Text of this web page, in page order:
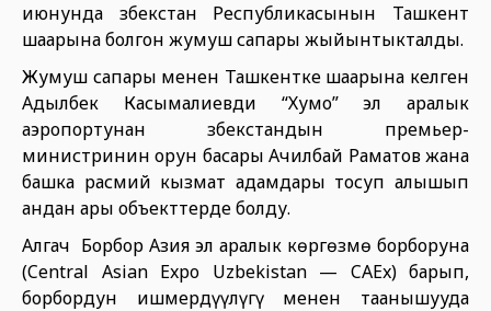
июнунда Өзбекстан Республикасынын Ташкент
шаарына болгон жумуш сапары жыйынтыкталды.
Жумуш сапары менен Ташкентке шаарына келген
Адылбек Касымалиевди “Хумо” эл аралык
аэропортунан Өзбекстандын премьер-
министринин орун басары Ачилбай Раматов жана
башка расмий кызмат адамдары тосуп алышып
андан ары объекттерде болду.
Алгач Борбор Азия эл аралык көргөзмө борборуна
(Central Asian Expo Uzbekistan — CAEx) барып,
борбордун ишмердүүлүгү менен таанышууда